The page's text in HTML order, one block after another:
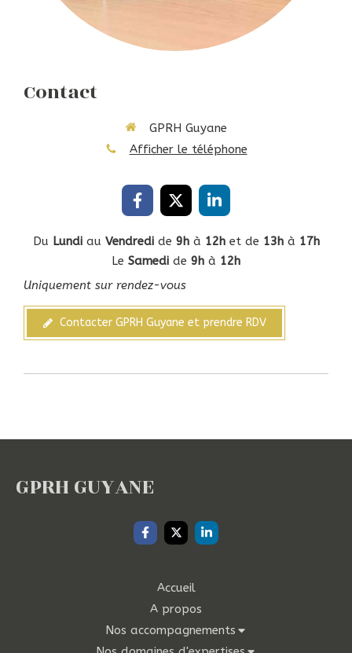
Contact
GPRH Guyane
Afficher le téléphone
Du Lundiau Vendredide 9hà 12het de 13hà 17h
Le Samedi de 9h à 12h
Uniquement sur rendez-vous
Contacter GPRH Guyane et prendre RDV
GPRH GUYANE
Accueil
A propos
Nos accompagnements